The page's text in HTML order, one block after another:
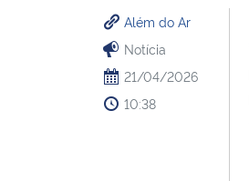
Além do Ar
Notícia
21/04/2026
10:38